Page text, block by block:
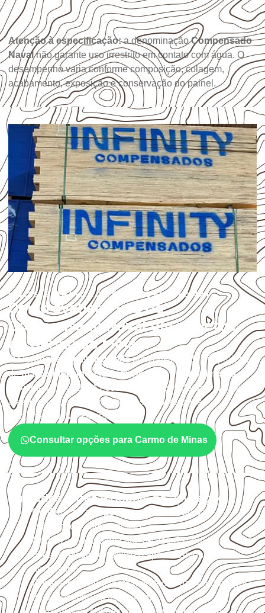
Atenção à especificação:a denominaçãoCompensado
Navalnão garante uso irrestrito em contato com água. O
desempenho varia conforme composição, colagem,
acabamento, exposição e conservação do painel.
USOS E APLICAÇÕES PROFISSIONAIS
Como avaliar o uso do
Compensado Naval em projetos
de Carmo de Minas?
OCompensado Navalpode ser considerado em projetos
demarcenaria, indústria, transporte e revestimento
sujeitos à umidade. A escolha deve considerar a aplicação,
a espessura, o acabamento e as características
documentadas do painel.
Consultar opções para Carmo de Minas
Cuidados antes e depois da aplicação
Confirme se a espessura e o formatosão
compatíveis com o projeto.
Organize o plano de corte de acordo com as
dimensões disponíveis e o aproveitamento
necessário.
Considere acabamento e proteção das bordas após
qualquer corte ou usinagem.